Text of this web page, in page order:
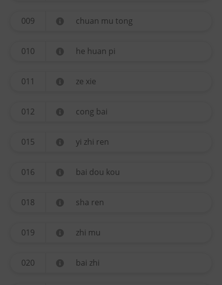
009 chuan mu tong
010 he huan pi
011 ze xie
012 cong bai
015 yi zhi ren
016 bai dou kou
018 sha ren
019 zhi mu
020 bai zhi